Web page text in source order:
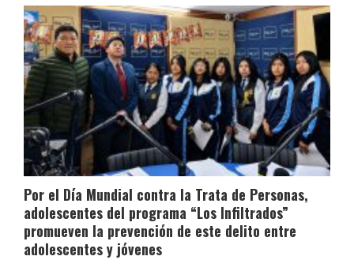
Por el Día Mundial contra la Trata de Personas,
adolescentes del programa “Los Infiltrados”
promueven la prevención de este delito entre
adolescentes y jóvenes